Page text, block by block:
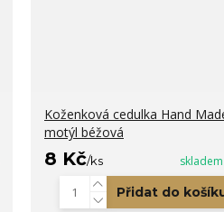
Koženková cedulka Hand
motýl béžová
8 Kč/ks
Přidat do